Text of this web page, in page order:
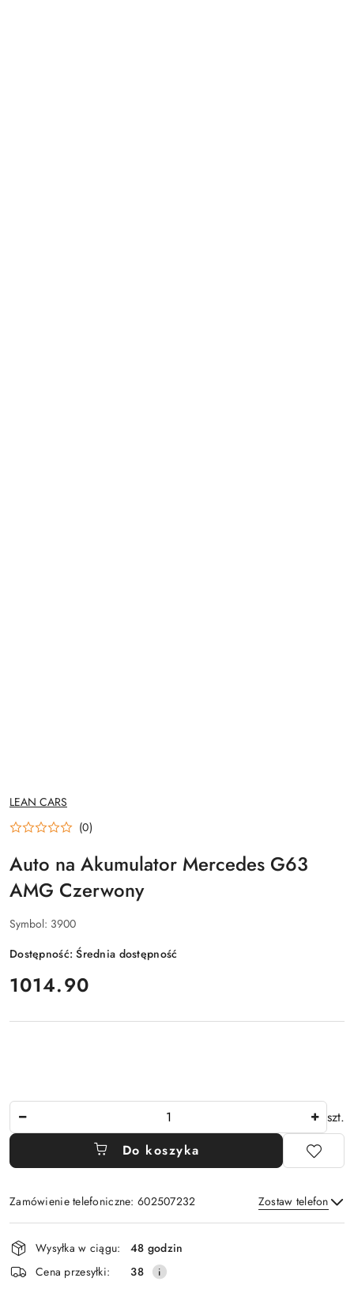
NAZWA
PRODUCENTA:
LEAN CARS
(0)
Auto na Akumulator Mercedes G63
AMG Czerwony
Symbol: 3900
Dostępność:Średnia dostępność
cena:
1014.90
szt.
Do koszyka
Zamówienie telefoniczne: 602507232 Zostaw telefon
Wyślij
Dostępność
i
dostawa
Wysyłka w ciągu:
48 godzin
Cena przesyłki:
38